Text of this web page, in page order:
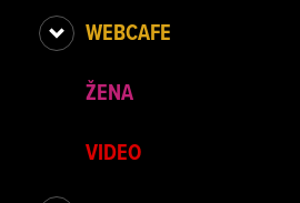
WEBCAFE
ŽENA
VIDEO